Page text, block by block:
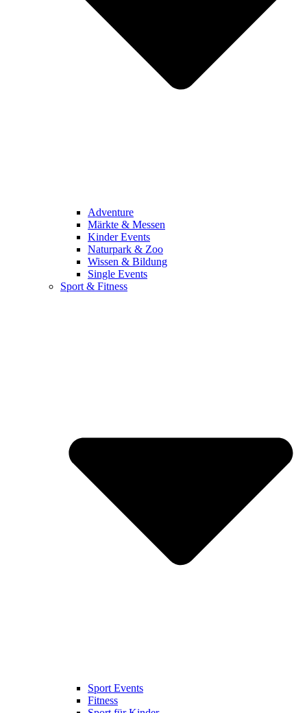
Adventure
Märkte & Messen
Kinder Events
Naturpark & Zoo
Wissen & Bildung
Single Events
Sport & Fitness
Sport Events
Fitness